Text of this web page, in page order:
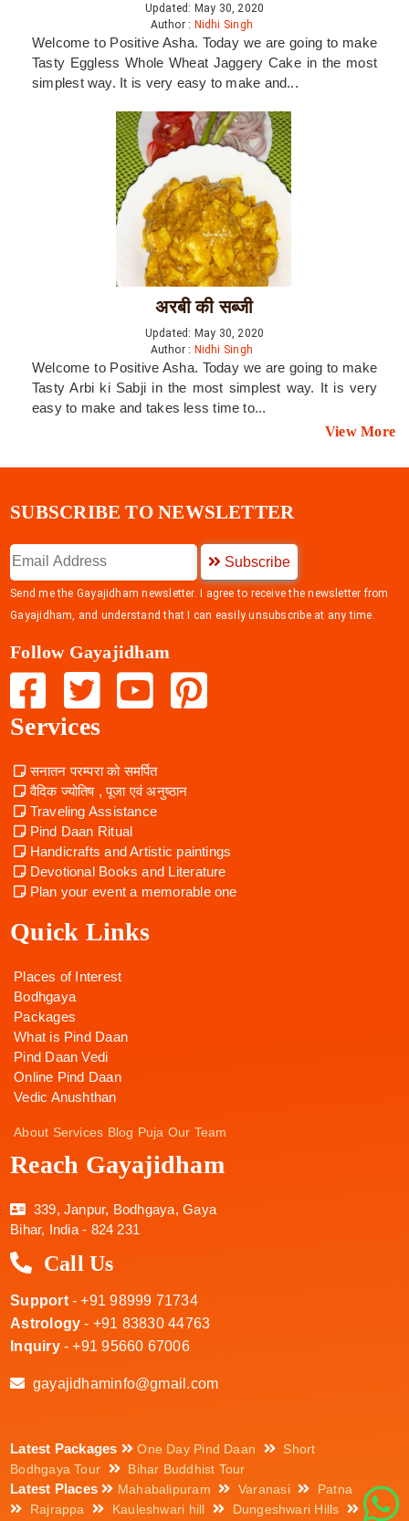
Updated: May 30, 2020
Author : Nidhi Singh
Welcome to Positive Asha. Today we are going to make
Tasty Eggless Whole Wheat Jaggery Cake in the most
simplest way. It is very easy to make and...
अरबी की सब्जी
Updated: May 30, 2020
Author : Nidhi Singh
Welcome to Positive Asha. Today we are going to make
Tasty Arbi ki Sabji in the most simplest way. It is very
easy to make and takes less time to...
View More
SUBSCRIBE TO NEWSLETTER
Subscribe
Send me the Gayajidham newsletter. I agree to receive the newsletter from
Gayajidham, and understand that I can easily unsubscribe at any time.
Follow Gayajidham
Services
सनातन परम्परा को समर्पित
वैदिक ज्योतिष , पूजा एवं अनुष्ठान
Traveling Assistance
Pind Daan Ritual
Handicrafts and Artistic paintings
Devotional Books and Literature
Plan your event a memorable one
Quick Links
Places of Interest
Bodhgaya
Packages
What is Pind Daan
Pind Daan Vedi
Online Pind Daan
Vedic Anushthan
About Services Blog Puja Our Team
Reach Gayajidham
339, Janpur, Bodhgaya, Gaya
Bihar, India - 824 231
Call Us
Support- +91 98999 71734
Astrology - +91 83830 44763
Inquiry- +91 95660 67006
gayajidhaminfo@gmail.com
Latest Packages One Day Pind Daan
Short
Bodhgaya Tour
Bihar Buddhist Tour
Latest Places Mahabalipuram Varanasi
Patna
Rajrappa
Kauleshwari hill Dungeshwari Hills